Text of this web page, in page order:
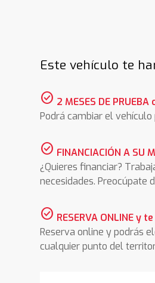
Este vehículo te
check_circle 2 MESES DE
Podrá cambiar el
check_circle FINANCIACIÓN A SU
¿Quieres financiar?
necesidades. Preocúpate
check_circle RESERVA ONLINE y
Reserva online y podrás
cualquier punto del